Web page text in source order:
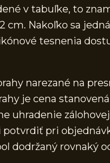
v tabuľke, to
cm. Nakoľko sa
tesnenia
narezané na
je cena
uhradenie
pri
dodržaný rovnaký